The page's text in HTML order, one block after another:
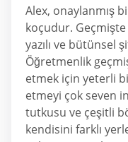
Alex, onaylanmış
koçudur. Geçmişte
yazılı ve bütünsel
Öğretmenlik
etmek için yeterli
etmeyi çok seven
tutkusu ve çeşitli
kendisini farklı